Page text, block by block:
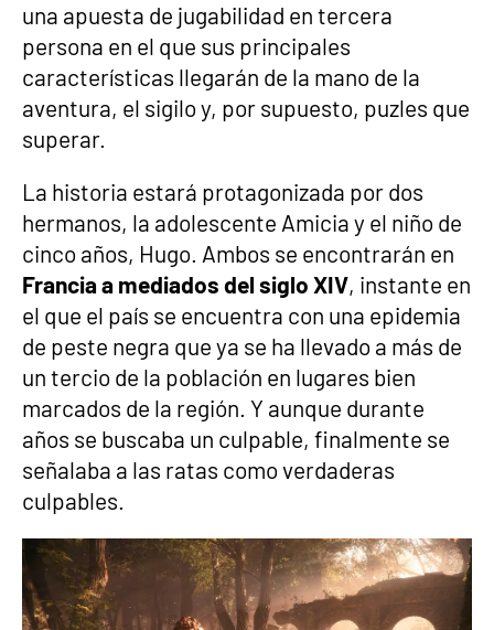
una apuesta de jugabilidad en tercera
persona en el que sus principales
características llegarán de la mano de la
aventura, el sigilo y, por supuesto, puzles que
superar.
La historia estará protagonizada por dos
hermanos, la adolescente Amicia y el niño de
cinco años, Hugo. Ambos se encontrarán en
Francia a mediados del siglo XIV, instante en
el que el país se encuentra con una epidemia
de peste negra que ya se ha llevado a más de
un tercio de la población en lugares bien
marcados de la región. Y aunque durante
años se buscaba un culpable, finalmente se
señalaba a las ratas como verdaderas
culpables.